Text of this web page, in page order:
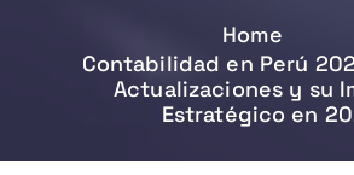
Home
Contabilidad en Perú
Actualizaciones y su
Estratégico en